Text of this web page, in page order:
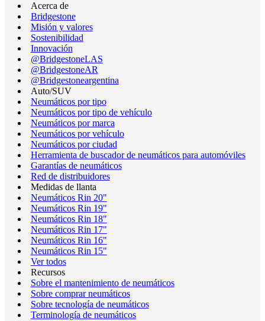
Acerca de
Bridgestone
Misión y valores
Sostenibilidad
Innovación
@BridgestoneLAS
@BridgestoneAR
@Bridgestoneargentina
Auto/SUV
Neumáticos por tipo
Neumáticos por tipo de vehículo
Neumáticos por marca
Neumáticos por vehículo
Neumáticos por ciudad
Herramienta de buscador de neumáticos para automóviles
Garantías de neumáticos
Red de distribuidores
Medidas de llanta
Neumáticos Rin 20"
Neumáticos Rin 19"
Neumáticos Rin 18"
Neumáticos Rin 17"
Neumáticos Rin 16"
Neumáticos Rin 15"
Ver todos
Recursos
Sobre el mantenimiento de neumáticos
Sobre comprar neumáticos
Sobre tecnología de neumáticos
Terminología de neumáticos